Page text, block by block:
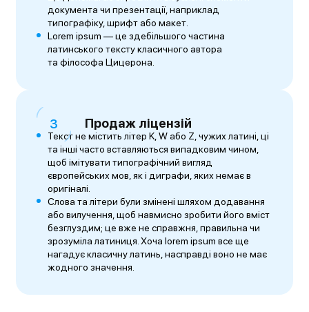
документа чи презентації, наприклад
типографіку, шрифт або макет.
Lorem ipsum — це здебільшого частина
латинського тексту класичного автора
та філософа Цицерона.
Продаж ліцензій
Текст не містить літер K, W або Z, чужих латині, ці
та інші часто вставляються випадковим чином,
щоб імітувати типографічний вигляд
європейських мов, як і диграфи, яких немає в
оригіналі.
Слова та літери були змінені шляхом додавання
або вилучення, щоб навмисно зробити його вміст
безглуздим; це вже не справжня, правильна чи
зрозуміла латиниця. Хоча lorem ipsum все ще
нагадує класичну латинь, насправді воно не має
жодного значення.